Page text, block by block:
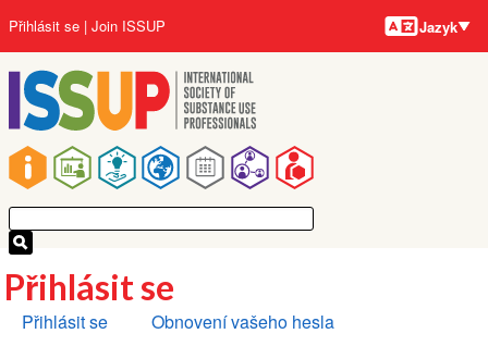
hlavnímu
obsahu
Main
navigation
User
account
menu
Přihlásit se Join ISSUP Jazyky
Jazyk
Přihlásit se
Hlavní
Přihlásit se Obnovení vašeho hesla